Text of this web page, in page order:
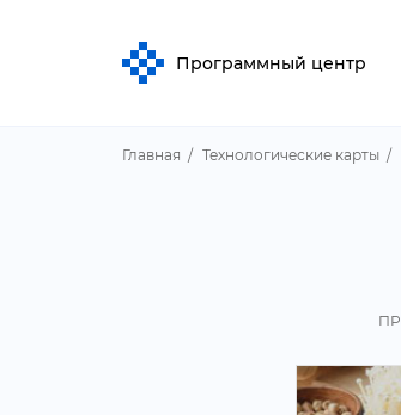
Программный центр
Главная Технологические карты